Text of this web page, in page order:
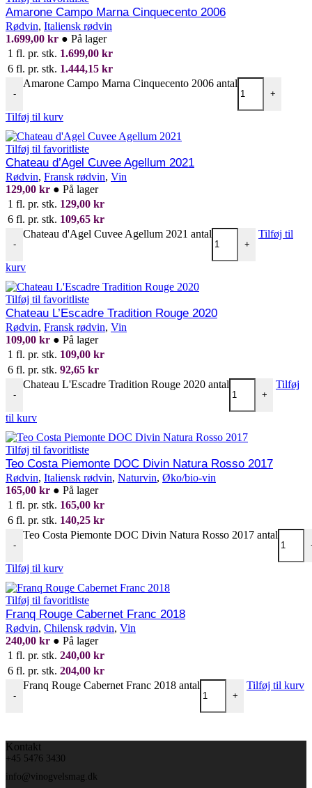
Amarone Campo Marna Cinquecento 2006
Rødvin, Italiensk rødvin
1.699,00 kr ● På lager
1 fl. pr. stk. 1.699,00 kr
6 fl. pr. stk. 1.444,15 kr
-
Amarone Campo Marna Cinquecento 2006 antal
+
Tilføj til kurv
Tilføj til favoritliste
Chateau d’Agel Cuvee Agellum 2021
Rødvin, Fransk rødvin, Vin
129,00 kr ● På lager
1 fl. pr. stk. 129,00 kr
6 fl. pr. stk. 109,65 kr
-
Chateau d'Agel Cuvee Agellum 2021 antal
+
Tilføj til
kurv
Tilføj til favoritliste
Chateau L’Escadre Tradition Rouge 2020
Rødvin, Fransk rødvin, Vin
109,00 kr ● På lager
1 fl. pr. stk. 109,00 kr
6 fl. pr. stk. 92,65 kr
-
Chateau L'Escadre Tradition Rouge 2020 antal
+
Tilføj
til kurv
Tilføj til favoritliste
Teo Costa Piemonte DOC Divin Natura Rosso 2017
Rødvin, Italiensk rødvin, Naturvin, Øko/bio-vin
165,00 kr ● På lager
1 fl. pr. stk. 165,00 kr
6 fl. pr. stk. 140,25 kr
-
Teo Costa Piemonte DOC Divin Natura Rosso 2017 antal
Tilføj til kurv
Tilføj til favoritliste
Franq Rouge Cabernet Franc 2018
Rødvin, Chilensk rødvin, Vin
240,00 kr ● På lager
1 fl. pr. stk. 240,00 kr
6 fl. pr. stk. 204,00 kr
-
Franq Rouge Cabernet Franc 2018 antal
+
Tilføj til kurv
Kontakt
+45 5476 3430
info@vinogvelsmag.dk